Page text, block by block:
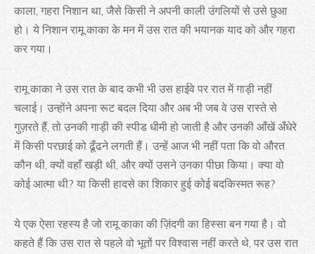
काला, गहरा निशान था, जैसे किसी ने अपनी काली उंगलियों से उसे छुआ
हो। ये निशान रामू काका के मन में उस रात की भयानक याद को और गहरा
कर गया।
रामू काका ने उस रात के बाद कभी भी उस हाईवे पर रात में गाड़ी नहीं
चलाई। उन्होंने अपना रूट बदल दिया और अब भी जब वे उस रास्ते से
गुज़रते हैं, तो उनकी गाड़ी की स्पीड धीमी हो जाती है और उनकी आँखें अँधेरे
में किसी परछाई को ढूँढने लगती हैं। उन्हें आज भी नहीं पता कि वो औरत
कौन थी, क्यों वहाँ खड़ी थी, और क्यों उसने उनका पीछा किया। क्या वो
कोई आत्मा थी? या किसी हादसे का शिकार हुई कोई बदकिस्मत रूह?
ये एक ऐसा रहस्य है जो रामू काका की ज़िंदगी का हिस्सा बन गया है। वो
कहते हैं कि उस रात से पहले वो भूतों पर विश्वास नहीं करते थे, पर उस रात